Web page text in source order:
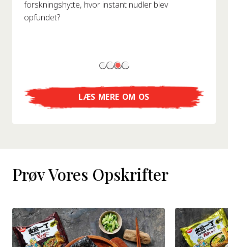
forskningshytte, hvor instant nudler blev
opfundet?
LÆS MERE OM OS
Prøv Vores Opskrifter